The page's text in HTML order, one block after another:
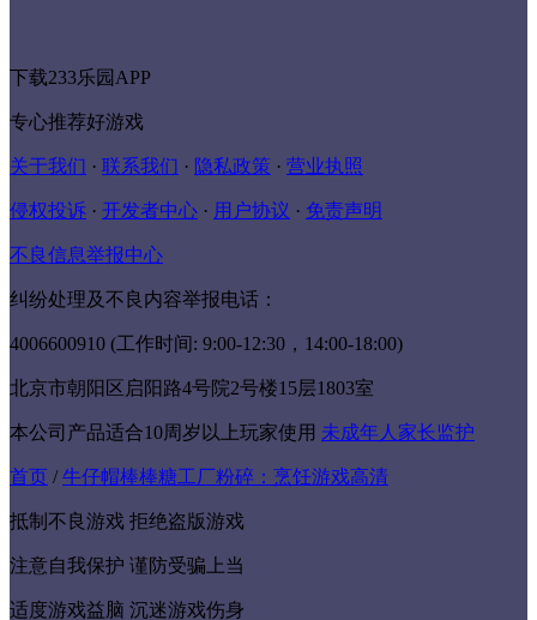
下载233乐园APP
专心推荐好游戏
关于我们 · 联系我们 · 隐私政策 · 营业执照
侵权投诉 · 开发者中心 · 用户协议 · 免责声明
不良信息举报中心
纠纷处理及不良内容举报电话：
4006600910 (工作时间: 9:00-12:30，14:00-18:00)
北京市朝阳区启阳路4号院2号楼15层1803室
本公司产品适合10周岁以上玩家使用 未成年人家长监护
首页 /牛仔帽棒棒糖工厂粉碎：烹饪游戏高清
抵制不良游戏 拒绝盗版游戏
注意自我保护 谨防受骗上当
适度游戏益脑 沉迷游戏伤身